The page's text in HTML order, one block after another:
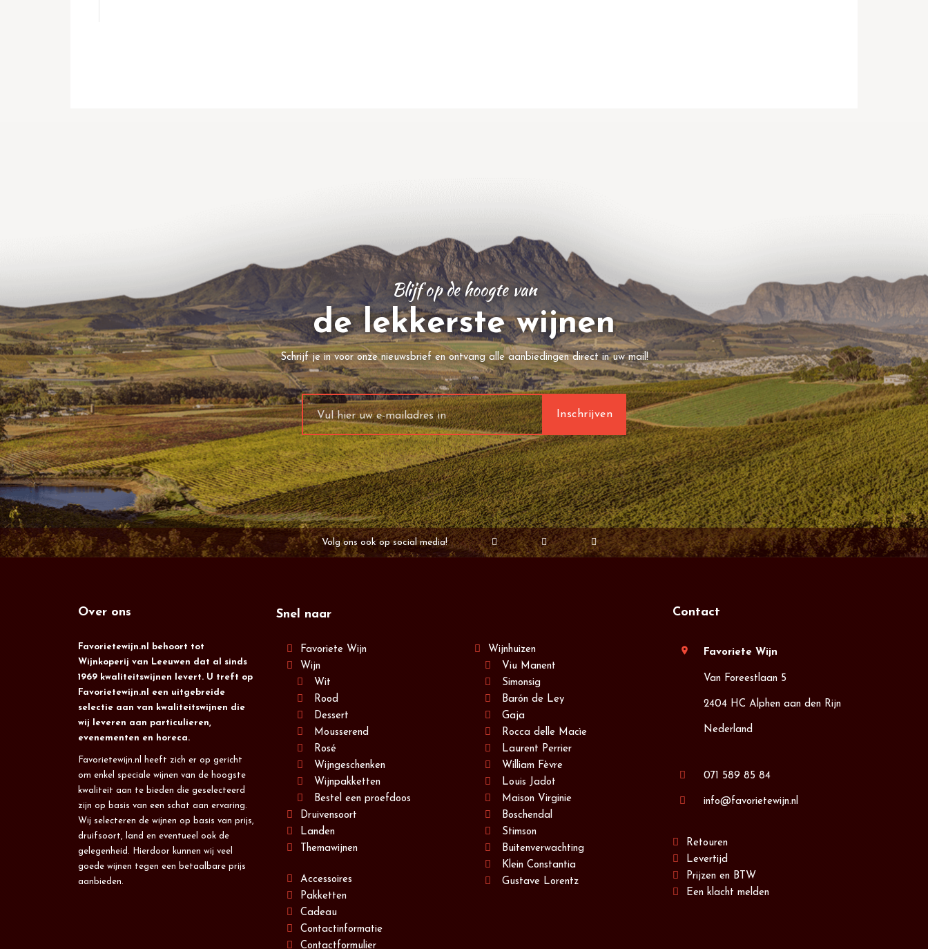
Blijf op de hoogte van
de lekkerste wijnen
Schrijf je in voor onze nieuwsbrief en ontvang alle aanbiedingen direct in uw mail!
Volg ons ook op social media!
Over ons
Favorietewijn.nl behoort tot
Wijnkoperij van Leeuwen dat al sinds
1969 kwaliteitswijnen levert. U treft op
Favorietewijn.nl een uitgebreide
selectie aan van kwaliteitswijnen die
wij leveren aan particulieren,
evenementen en horeca.
Favorietewijn.nl heeft zich er op gericht
om enkel speciale wijnen van de hoogste
kwaliteit aan te bieden die geselecteerd
zijn op basis van een schat aan ervaring.
Wij selecteren de wijnen op basis van prijs,
druifsoort, land en eventueel ook de
gelegenheid. Hierdoor kunnen wij veel
goede wijnen tegen een betaalbare prijs
aanbieden.
Snel naar
Favoriete Wijn
Wijn
Wit
Rood
Dessert
Mousserend
Rosé
Wijngeschenken
Wijnpakketten
Bestel een proefdoos
Druivensoort
Landen
Themawijnen
Accessoires
Pakketten
Cadeau
Contactinformatie
Contactformulier
Wijnhuizen
Viu Manent
Simonsig
Barón de Ley
Gaja
Rocca delle Macìe
Laurent Perrier
William Fèvre
Louis Jadot
Maison Virginie
Boschendal
Stimson
Buitenverwachting
Klein Constantia
Gustave Lorentz
Contact
location_on Favoriete Wijn
Van Foreestlaan 5
2404 HC Alphen aan den Rijn
Nederland
071 589 85 84
info@favorietewijn.nl
Retouren
Levertijd
Prijzen en BTW
Een klacht melden